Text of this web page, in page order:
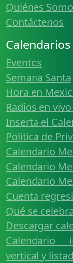
Quiénes
Contáctenos
Calendarios
Eventos
Semana Santa
Hora en
Radios en
Inserta el
Política de
Calendario
Calendario
Calendario
Cuenta
Qué se
Descargar
Calendario
vertical y